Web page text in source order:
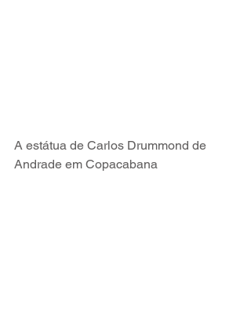
A estátua de Carlos Drummond de
Andrade em Copacabana